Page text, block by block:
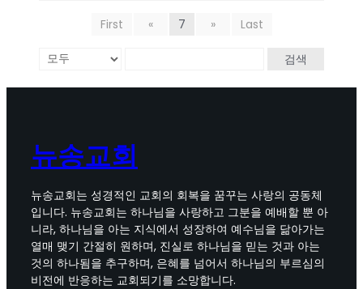
First « 7 » Last
검색
뉴송교회
뉴송교회는 성경적인 교회의 회복을 꿈꾸는 사랑의 공동체
입니다. 뉴송교회는 하나님을 사랑하고 그분을 예배할 뿐 아
니라, 하나님을 아는 지식에서 성장하여 예수님을 닮아가는
열매 맺기 간절히 원하며, 진실로 하나님을 믿는 것과 아는
것의 하나됨을 추구하며, 은혜를 넘어서 하나님의 부르심의
비전에 반응하는 교회되기를 소망합니다.